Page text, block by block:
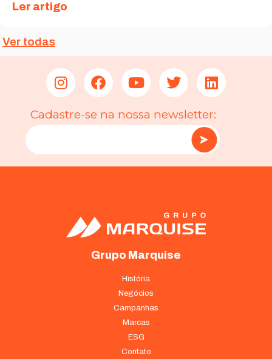
Ler artigo
Ver todas
Cadastre-se na nossa newsletter:
Grupo Marquise
História
Negócios
Campanhas
Marcas
ESG
Contato